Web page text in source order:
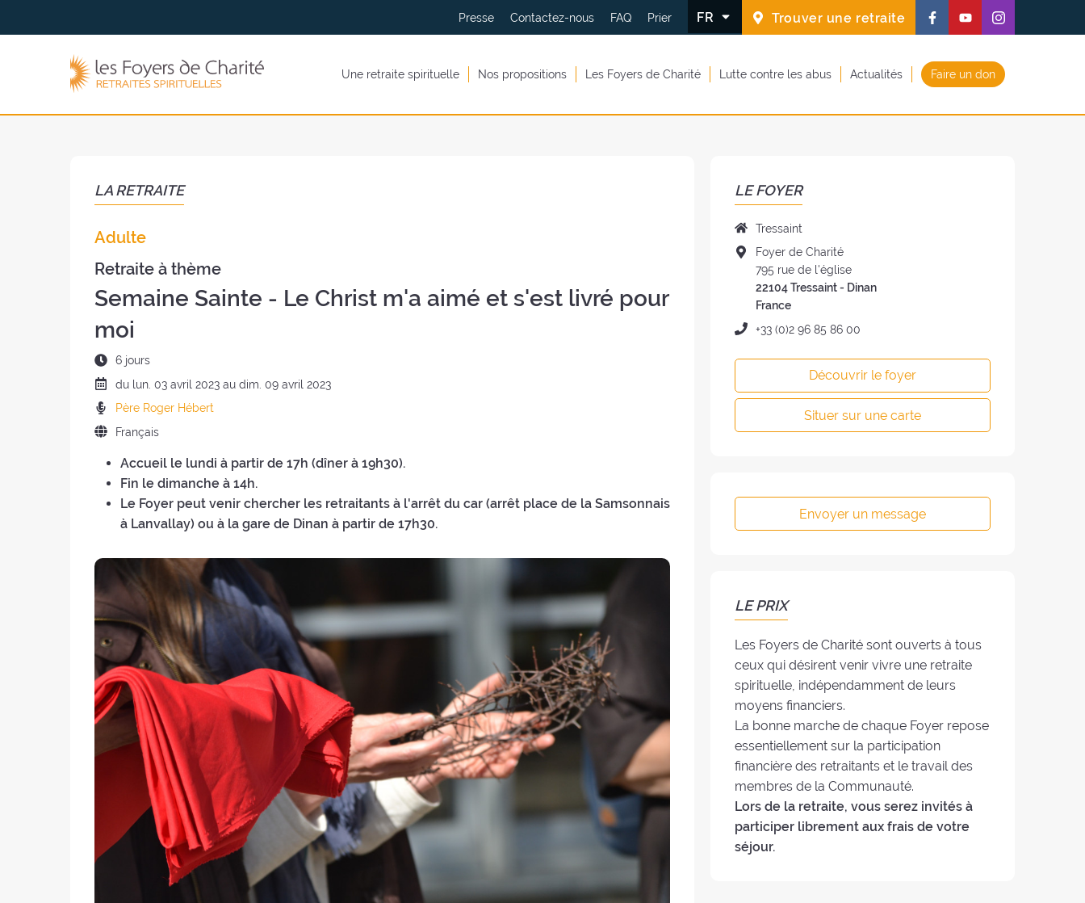
au
contenu
Presse Contactez-nous FAQ Prier FR Trouver une retraite
Suivez-
nous
Facebook
fenêtre)
Suivez-
nous
Youtube
fenêtre)
Suivez-
nous
Instagram
fenêtre)
Une retraite spirituelle Nos propositions Les Foyers de Charité Lutte contre les abus Actualités Faire un don
LA RETRAITE
Adulte
Retraite à thème
Semaine Sainte - Le Christ m'a aimé et s'est livré pour
moi
Durée
de
retraite
:
6 jours
Date
de
retraite
du lun. 03 avril 2023 au dim. 09 avril 2023
Prédicateurs
:
Père Roger Hébert
Langue
la
retraite
Français
Accueil le lundi à partir de 17h (dîner à 19h30).
Fin le dimanche à 14h.
Le Foyer peut venir chercher les retraitants à l'arrêt du car (arrêt place de la Samsonnais
à Lanvallay) ou à la gare de Dinan à partir de 17h30.
LE FOYER
Nom
du
foyer
:
Tressaint
Adresse
du
foyer
:
Foyer de Charité
795 rue de l'église
22104 Tressaint - Dinan
France
Téléphone
+33 (0)2 96 85 86 00
Découvrir le foyer
Situer sur une carte
Envoyer un message
LE PRIX
Les Foyers de Charité sont ouverts à tous
ceux qui désirent venir vivre une retraite
spirituelle, indépendamment de leurs
moyens financiers.
La bonne marche de chaque Foyer repose
essentiellement sur la participation
financière des retraitants et le travail des
membres de la Communauté.
Lors de la retraite, vous serez invités à
participer librement aux frais de votre
séjour.